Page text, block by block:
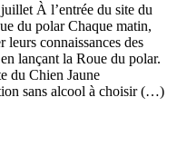
À l’entrée du site du
du polar Chaque matin,
leurs connaissances des
lançant la Roue du polar.
du Chien Jaune
sans alcool à choisir (…)